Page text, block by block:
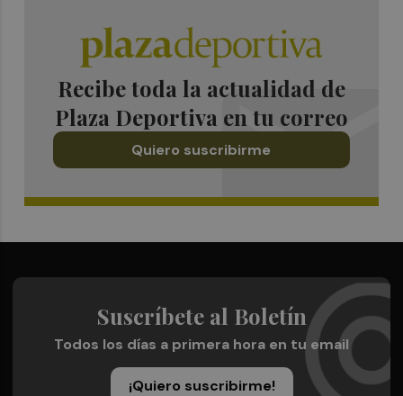
Recibe toda la actualidad de
Plaza Deportiva en tu correo
Quiero suscribirme
Suscríbete al Boletín
Todos los días a primera hora en tu email
¡Quiero suscribirme!